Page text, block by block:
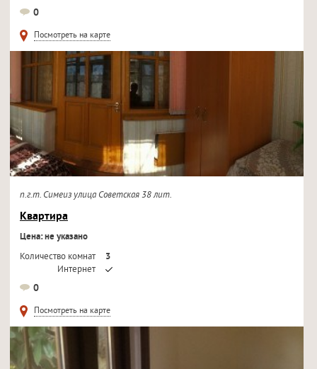
0
Посмотреть на карте
п.г.т. Симеиз улица Советская 38 лит.
Квартира
Цена: не указано
Количество комнат
3
Интернет
0
Посмотреть на карте